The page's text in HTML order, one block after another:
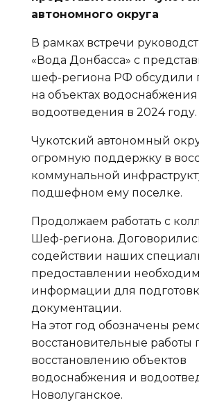
автономного округа
В рамках встречи
«Вода Донбасса» с
шеф-региона РФ обсудили
на объектах
водоотведения в 2024 году.
Чукотский автономный
огромную поддержку в
коммунальной
подшефном ему поселке.
Продолжаем работать с
Шеф-региона.
содействии наших
предоставлении
информации для
документации.
На этот год обозначены
восстановительные работы
восстановлению объектов
водоснабжения и
Новолуганское.